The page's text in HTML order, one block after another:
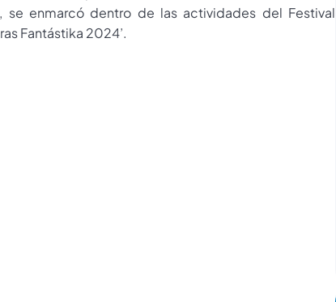
enmarcó dentro de las actividades del Festival
Fantástika 2024’.